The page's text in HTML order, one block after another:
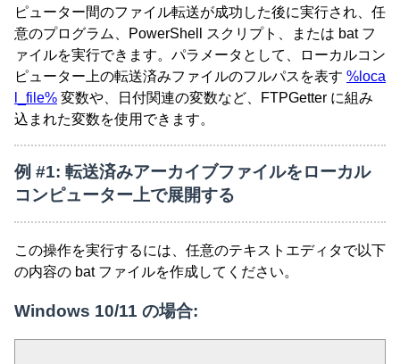
ピューター間のファイル転送が成功した後に実行され、任
意のプログラム、PowerShell スクリプト、または bat フ
ァイルを実行できます。パラメータとして、ローカルコン
ピューター上の転送済みファイルのフルパスを表す %loca
l_file% 変数や、日付関連の変数など、FTPGetter に組み
込まれた変数を使用できます。
例 #1: 転送済みアーカイブファイルをローカル
コンピューター上で展開する
この操作を実行するには、任意のテキストエディタで以下
の内容の bat ファイルを作成してください。
Windows 10/11 の場合: